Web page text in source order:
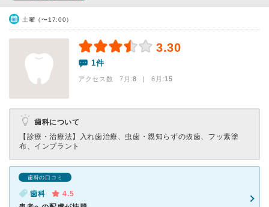
土曜（〜17:00）
3.30
1件
アクセス数 7月:8 | 6月:15
歯科について
【診療・治療法】
入れ歯治療、虫歯・親知らずの抜歯、フッ素塗
布、インプラント
歯科の口コミ
歯科
4.5